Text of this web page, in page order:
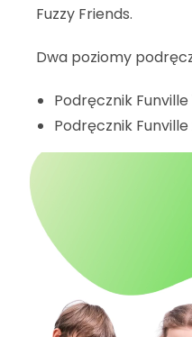
Fuzzy Friends.
Dwa poziomy
Podręcznik Funville
Podręcznik